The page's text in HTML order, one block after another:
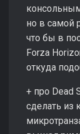
но в самой
что бы в
Forza
откуда
+ про Dead
сделать из